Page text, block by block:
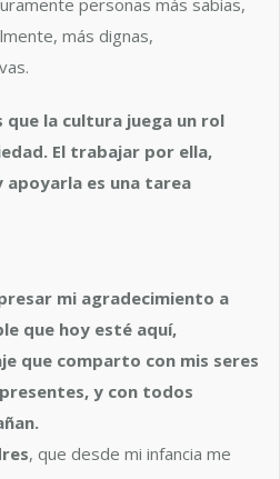
más dignas,
que la cultura juega un rol
El trabajar por ella,
es una tarea
mi agradecimiento a
que hoy esté aquí,
que comparto con mis seres
y con todos
, que desde mi infancia me